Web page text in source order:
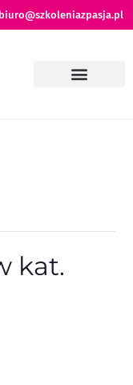
biuro@szkoleniazpasja.pl
kat.